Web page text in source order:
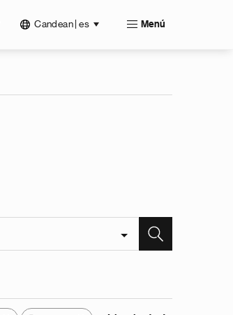
Candean | es Menú